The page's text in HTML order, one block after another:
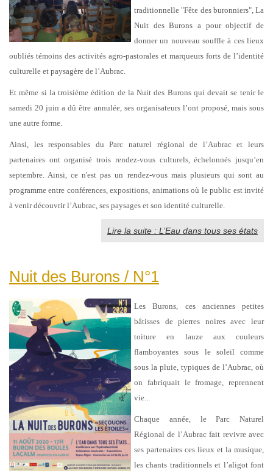
traditionnelle "Fête des buronniers", La
Nuit des Burons a pour objectif de
donner un nouveau souffle à ces lieux
oubliés témoins des activités agro-pastorales et marqueurs forts de l’identité
culturelle et paysagère de l’Aubrac.
Et même si la troisième édition de la Nuit des Burons qui devait se tenir le
samedi 20 juin a dû être annulée, ses organisateurs l’ont proposé, mais sous
une autre forme.
Ainsi, les responsables du Parc naturel régional de l’Aubrac et leurs
partenaires ont organisé trois rendez-vous culturels, échelonnés jusqu’en
septembre. Ainsi, ce n'est pas un rendez-vous mais plusieurs qui sont au
programme entre conférences, expositions, animations où le public est invité
à venir découvrir l’Aubrac, ses paysages et son identité culturelle.
Lire la suite : L’Eau dans tous ses états
Nuit des Burons / N°1
Les Burons, ces anciennes petites
bâtisses de pierres noires avec leur
toiture en lauze aux couleurs
flamboyantes sous le soleil comme
sous la pluie, typiques de l’Aubrac, où
on fabriquait le fromage, reprennent
vie...
Chaque année, le Parc Naturel
Régional de l’Aubrac fait revivre avec
ses partenaires ces lieux et la musique,
les chants traditionnels et l’aligot font